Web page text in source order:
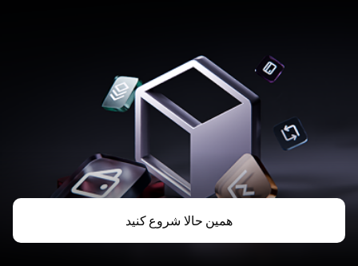
همین حالا شروع کنید